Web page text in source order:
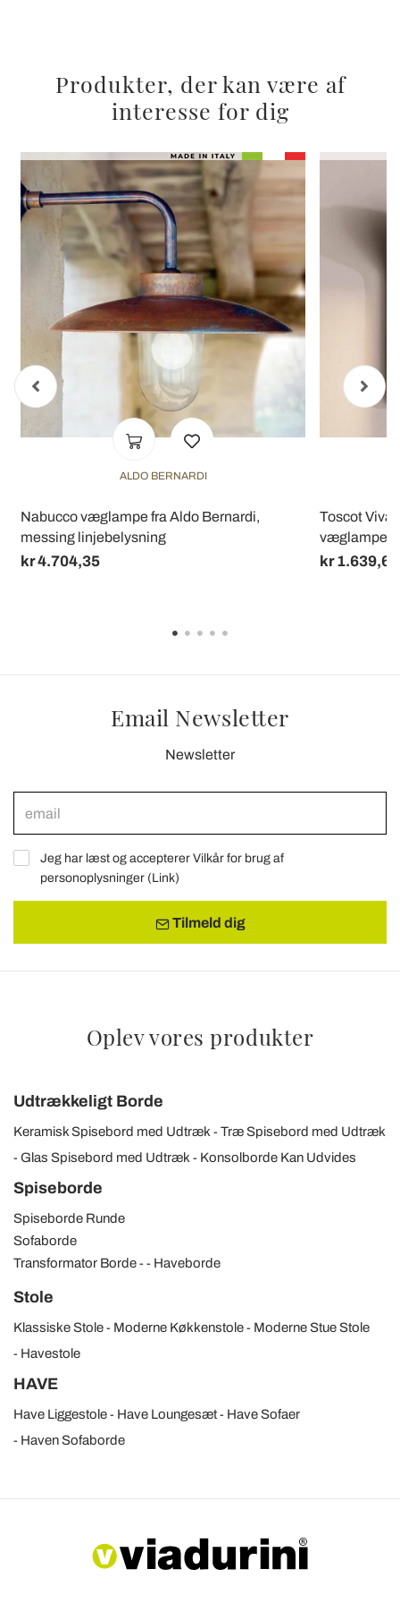
Produkter, der kan være af
interesse for dig
ALDO BERNARDI
Nabucco væglampe fra Aldo Bernardi,
messing linjebelysning
kr 4.704,35
Toscot
væglampe i
kr 1.639,60
Email Newsletter
Newsletter
Jeg har læst og accepterer Vilkår for brug af
personoplysninger (Link)
Tilmeld dig
Oplev vores produkter
Udtrækkeligt Borde
Keramisk Spisebord med Udtræk
Træ Spisebord med Udtræk
Glas Spisebord med Udtræk
Konsolborde Kan Udvides
Spiseborde
Spiseborde Runde
Sofaborde
Transformator Borde
Haveborde
Stole
Klassiske Stole Moderne Køkkenstole
Moderne Stue Stole
Havestole
HAVE
Have Liggestole Have Loungesæt
Have Sofaer
Haven Sofaborde